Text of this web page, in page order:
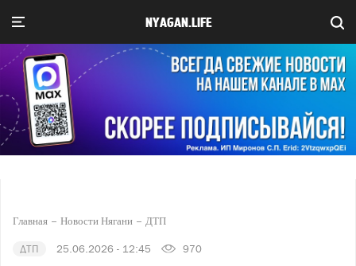
NYAGAN.LIFE
Главная Новости Нягани ДТП
ДТП 25.06.2026 - 12:45 970